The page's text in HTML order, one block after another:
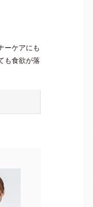
ーケアにも
も食欲が落